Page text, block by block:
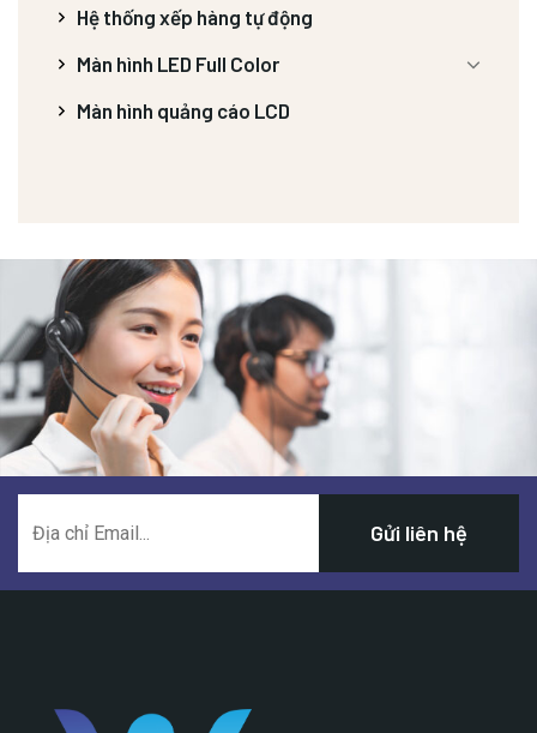
Hệ thống xếp hàng tự động
Màn hình LED Full Color
Màn hình quảng cáo LCD